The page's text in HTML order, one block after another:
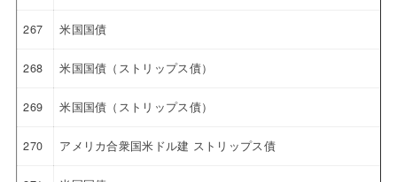
267 米国国債
268 米国国債（ストリップス債）
269 米国国債（ストリップス債）
270 アメリカ合衆国米ドル建 ストリップス債